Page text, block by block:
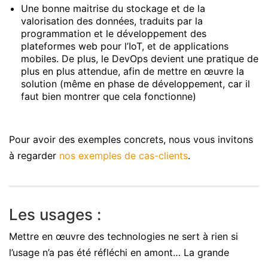
Une bonne maitrise du stockage et de la
valorisation des données, traduits par la
programmation et le développement des
plateformes web pour l’IoT, et de applications
mobiles. De plus, le DevOps devient une pratique de
plus en plus attendue, afin de mettre en œuvre la
solution (même en phase de développement, car il
faut bien montrer que cela fonctionne)
Pour avoir des exemples concrets, nous vous invitons
à regarder nos exemples de cas-clients.
Les usages :
Mettre en œuvre des technologies ne sert à rien si
l’usage n’a pas été réfléchi en amont… La grande